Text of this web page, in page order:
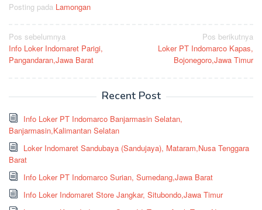
Posting pada Lamongan
Navigasi
pos
Pos sebelumnya
Info Loker Indomaret Parigi,
Pangandaran,Jawa Barat
Pos berikutnya
Loker PT Indomarco Kapas,
Bojonegoro,Jawa Timur
Recent Post
Info Loker PT Indomarco Banjarmasin Selatan,
Banjarmasin,Kalimantan Selatan
Loker Indomaret Sandubaya (Sandujaya), Mataram,Nusa Tenggara
Barat
Info Loker PT Indomarco Surian, Sumedang,Jawa Barat
Info Loker Indomaret Store Jangkar, Situbondo,Jawa Timur